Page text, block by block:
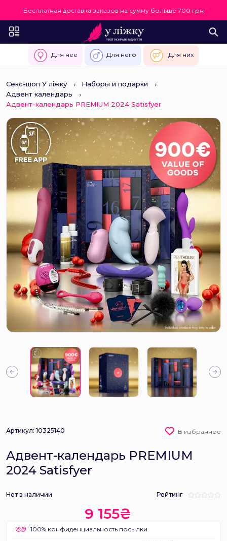
Бесплатная доставка заказов на сумму больше 700 грн
Для нее Для него Для них
Секс-шоп У ліжку
Наборы и подарки
Адвент календарь
Адвент-календарь PREMIUM 2024 Satisfyer
Артикул: 10325140 В избранное
Адвент-календарь PREMIUM
2024 Satisfyer
Нет в наличии Рейтинг
9 155₴
100% конфиденциальность посылки